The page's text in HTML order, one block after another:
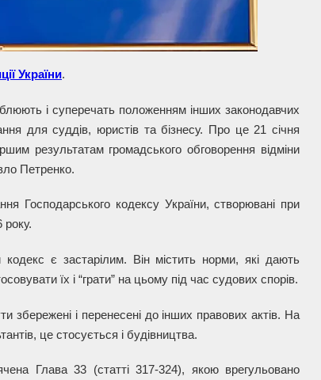
України.
і суперечать положенням інших законодавчих
для суддів, юристів та бізнесу. Про це 21 січня
результатам громадського обговорення відміни
Петренко.
Господарського кодексу України, створювані при
року.
є застарілим. Він містить норми, які дають
їх і “грати” на цьому під час судових спорів.
і перенесені до інших правових актів. На
це стосується і будівництва.
Глава 33 (статті 317-324), якою врегульовано